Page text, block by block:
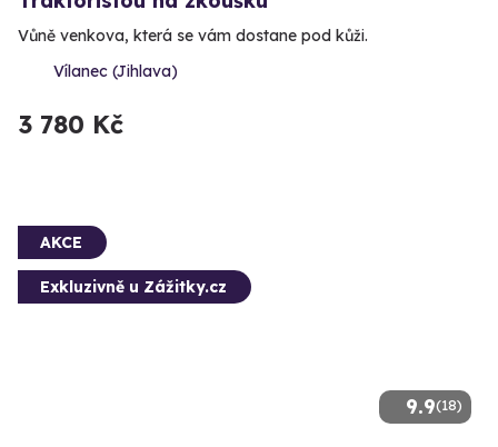
Vůně venkova, která se vám dostane pod kůži.
Vílanec (Jihlava)
3 780 Kč
9.9(18)
AKCE
Exkluzivně u Zážitky.cz